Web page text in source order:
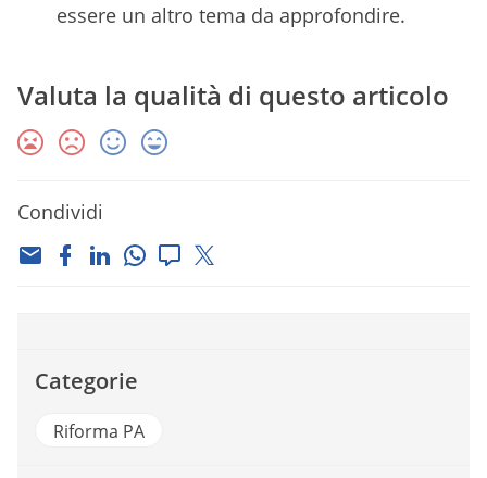
essere un altro tema da approfondire.
Valuta la qualità di questo articolo
Condividi
Categorie
Riforma PA